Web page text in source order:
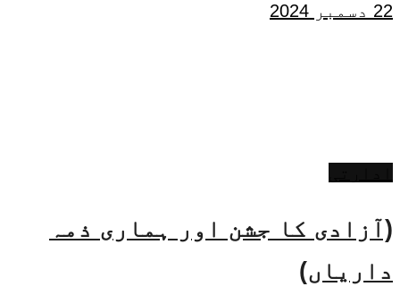
22 دسمبر 2024
(آزادی کا جشن اور ہماری ذمہ
داریاں)